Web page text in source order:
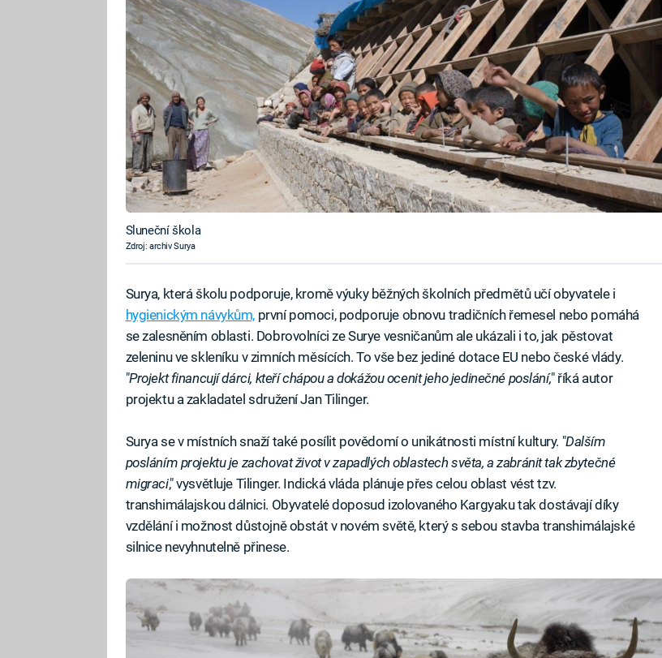
Sluneční škola
Zdroj: archiv Surya
Surya, která školu podporuje, kromě výuky běžných školních předmětů učí obyvatele i
hygienickým návykům, první pomoci, podporuje obnovu tradičních řemesel nebo pomáhá
se zalesněním oblasti. Dobrovolníci ze Surye vesničanům ale ukázali i to, jak pěstovat
zeleninu ve skleníku v zimních měsících. To vše bez jediné dotace EU nebo české vlády.
"Projekt financují dárci, kteří chápou a dokážou ocenit jeho jedinečné poslání," říká autor
projektu a zakladatel sdružení Jan Tilinger.
Surya se v místních snaží také posílit povědomí o unikátnosti místní kultury. "Dalším
posláním projektu je zachovat život v zapadlých oblastech světa, a zabránit tak zbytečné
migraci," vysvětluje Tilinger. Indická vláda plánuje přes celou oblast vést tzv.
transhimálajskou dálnici. Obyvatelé doposud izolovaného Kargyaku tak dostávají díky
vzdělání i možnost důstojně obstát v novém světě, který s sebou stavba transhimálajské
silnice nevyhnutelně přinese.